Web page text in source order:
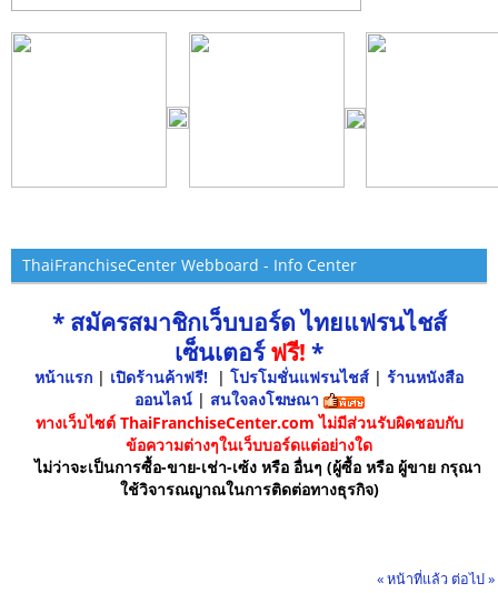
ThaiFranchiseCenter Webboard - Info Center
* สมัครสมาชิกเว็บบอร์ด ไทยแฟรนไชส์
เซ็นเตอร์ฟรี! *
หน้าแรก | เปิดร้านค้าฟรี! | โปรโมชั่นแฟรนไชส์ | ร้านหนังสือ
ออนไลน์ | สนใจลงโฆษณา
ทางเว็บไซต์ ThaiFranchiseCenter.com ไม่มีส่วนรับผิดชอบกับ
ข้อความต่างๆในเว็บบอร์ดแต่อย่างใด
ไม่ว่าจะเป็นการซื้อ-ขาย-เช่า-เซ้ง หรือ อื่นๆ (ผู้ซื้อ หรือ ผู้ขาย กรุณา
ใช้วิจารณญาณในการติดต่อทางธุรกิจ)
« หน้าที่แล้ว ต่อไป »